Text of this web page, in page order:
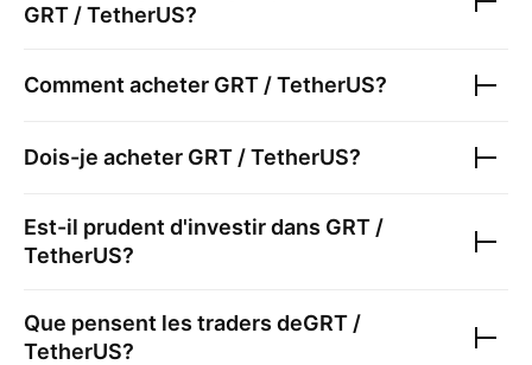
GRT / TetherUS?
Comment acheter GRT / TetherUS?
Dois-je acheter GRT / TetherUS?
Est-il prudent d'investir dans GRT /
TetherUS?
Que pensent les traders deGRT /
TetherUS?